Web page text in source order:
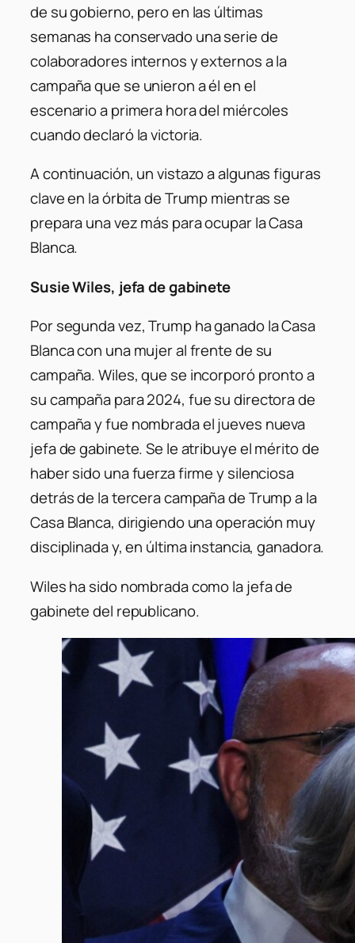
de su gobierno, pero en las últimas
semanas ha conservado una serie de
colaboradores internos y externos a la
campaña que se unieron a él en el
escenario a primera hora del miércoles
cuando declaró la victoria.
A continuación, un vistazo a algunas figuras
clave en la órbita de Trump mientras se
prepara una vez más para ocupar la Casa
Blanca.
Susie Wiles, jefa de gabinete
Por segunda vez, Trump ha ganado la Casa
Blanca con una mujer al frente de su
campaña. Wiles, que se incorporó pronto a
su campaña para 2024, fue su directora de
campaña y fue nombrada el jueves nueva
jefa de gabinete. Se le atribuye el mérito de
haber sido una fuerza firme y silenciosa
detrás de la tercera campaña de Trump a la
Casa Blanca, dirigiendo una operación muy
disciplinada y, en última instancia, ganadora.
Wiles ha sido nombrada como la jefa de
gabinete del republicano.